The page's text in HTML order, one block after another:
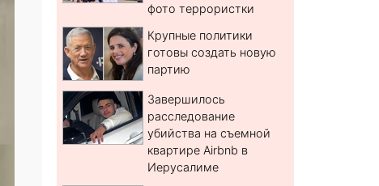
фото террористки
Крупные политики
готовы создать новую
партию
Завершилось
расследование
убийства на съемной
квартире Airbnb в
Иерусалиме